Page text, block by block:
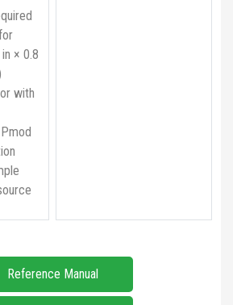
× 0.8
with
Reference Manual